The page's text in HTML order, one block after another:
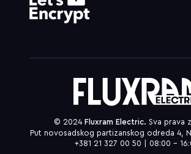
© 2024 Fluxram Electric. Sva prava
Put novosadskog partizanskog odreda 4,
+381 21 327 00 50 | 08:00 –